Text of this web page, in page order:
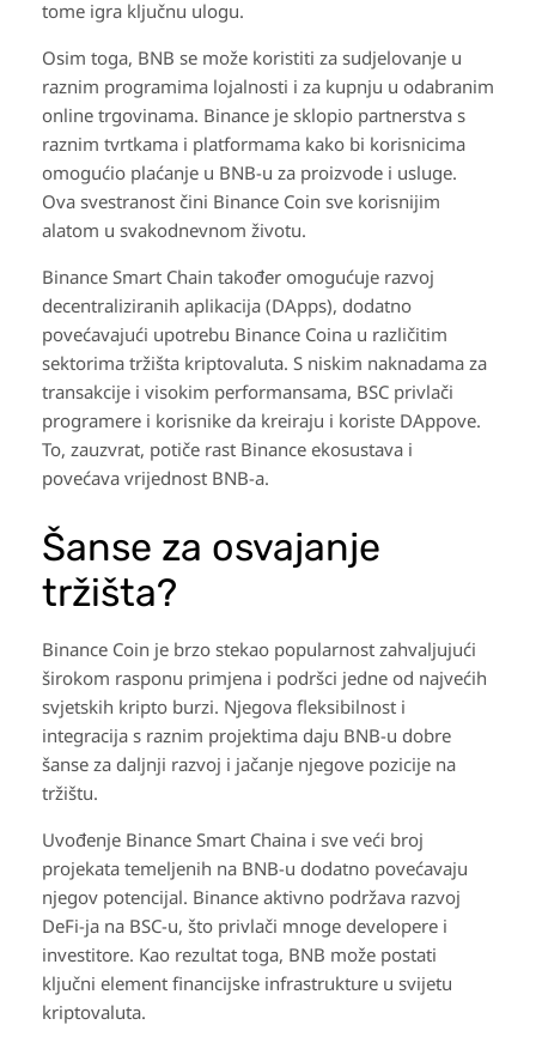
tome igra ključnu ulogu.
Osim toga, BNB se može koristiti za sudjelovanje u
raznim programima lojalnosti i za kupnju u odabranim
online trgovinama. Binance je sklopio partnerstva s
raznim tvrtkama i platformama kako bi korisnicima
omogućio plaćanje u BNB-u za proizvode i usluge.
Ova svestranost čini Binance Coin sve korisnijim
alatom u svakodnevnom životu.
Binance Smart Chain također omogućuje razvoj
decentraliziranih aplikacija (DApps), dodatno
povećavajući upotrebu Binance Coina u različitim
sektorima tržišta kriptovaluta. S niskim naknadama za
transakcije i visokim performansama, BSC privlači
programere i korisnike da kreiraju i koriste DAppove.
To, zauzvrat, potiče rast Binance ekosustava i
povećava vrijednost BNB-a.
Šanse za osvajanje
tržišta?
Binance Coin je brzo stekao popularnost zahvaljujući
širokom rasponu primjena i podršci jedne od najvećih
svjetskih kripto burzi. Njegova fleksibilnost i
integracija s raznim projektima daju BNB-u dobre
šanse za daljnji razvoj i jačanje njegove pozicije na
tržištu.
Uvođenje Binance Smart Chaina i sve veći broj
projekata temeljenih na BNB-u dodatno povećavaju
njegov potencijal. Binance aktivno podržava razvoj
DeFi-ja na BSC-u, što privlači mnoge developere i
investitore. Kao rezultat toga, BNB može postati
ključni element financijske infrastrukture u svijetu
kriptovaluta.